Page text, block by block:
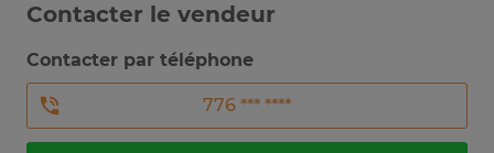
Contacter le vendeur
Contacter par téléphone
776 *** ****